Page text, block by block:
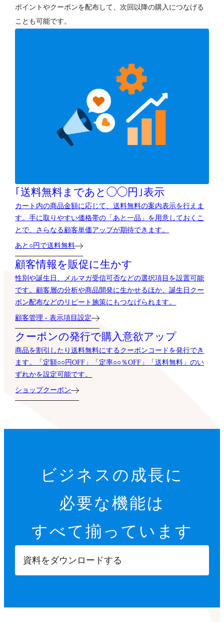
ポイントやクーポンを配布して、次回以降の購入につなげる
ことも可能です。
｢送料無料まであと◯◯円｣表示
カート内の商品金額に応じて、送料無料の案内表示を行えま
す。手に取りやすい価格帯の「あと一品」を用意しておくこ
とで、さらなる顧客単価アップが期待できます。
あと○円で送料無料
顧客情報を販促に生かす
性別や誕生日、メルマガ受信可否などの選択項目を設置可能
です。顧客層の分析や商品開発に生かせるほか、誕生日クー
ポン配布などのリピート施策にもつなげられます。
顧客管理 - 表示項目設定
クーポンの発行で購入意欲アップ
商品を割引したり送料無料にするクーポンコードを発行でき
ます。「定額○○円OFF」「定率○○％OFF」「送料無料」のい
ずれかを設定可能です。
ショップクーポン
ビジネスの成長に
必要な機能は
すべて揃っています
資料をダウンロードする